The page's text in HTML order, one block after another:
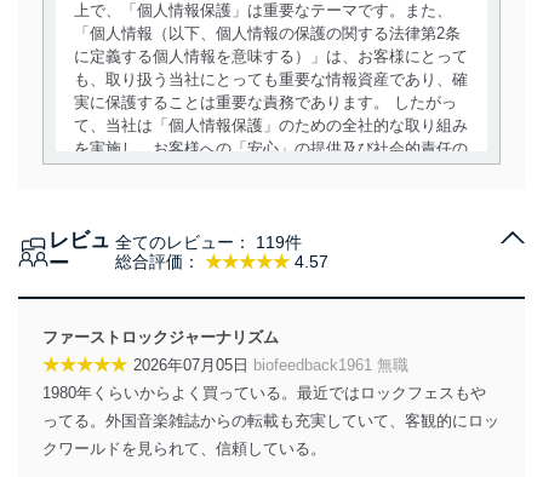
上で、「個人情報保護」は重要なテーマです。また、
「個人情報（以下、個人情報の保護の関する法律第2条
に定義する個人情報を意味する）」は、お客様にとって
も、取り扱う当社にとっても重要な情報資産であり、確
実に保護することは重要な責務であります。 したがっ
て、当社は「個人情報保護」のための全社的な取り組み
を実施し、お客様への「安心」の提供及び社会的責任の
当社は、個人情報の取得・利用・提供に際して、その利
得・利用・提供を行います。また、当社が保有している
個人情報は、同意を得ずに目的外利用、第三者への提
供・開示は行いません。当社においてはこれらの取り組
みを確実にするため、従業者等の教育を徹底してまいり
ます。また、目的外利用を行わないために、適切な管理
措置を講じます。
レビュ
ー
総合評価： ★★★★★ 4.57
全てのレビュー： 119件
ファーストロックジャーナリズム
★★★★★ 2026年07月05日 biofeedback1961 無職
1980年くらいからよく買っている。最近ではロックフェスもや
ってる。外国音楽雑誌からの転載も充実していて、客観的にロッ
クワールドを見られて、信頼している。